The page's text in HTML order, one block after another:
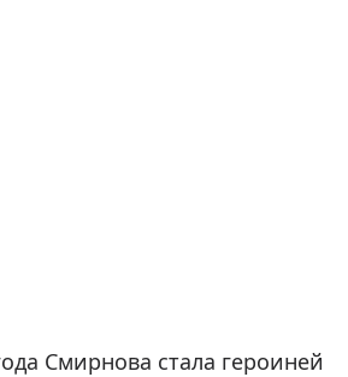
Смирнова стала героиней